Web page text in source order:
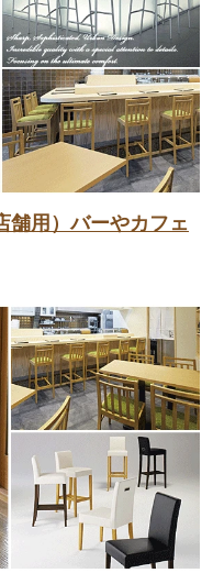
舗用）バーやカフェ